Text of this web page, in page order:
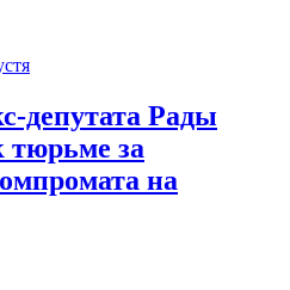
депутата Рады
тюрьме за
на